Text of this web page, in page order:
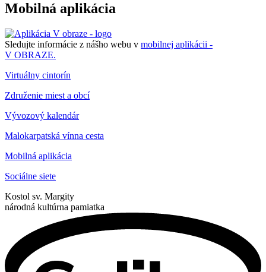
Mobilná aplikácia
Sledujte informácie z nášho webu v mobilnej aplikácii -
V OBRAZE.
Virtuálny cintorín
Združenie miest a obcí
Vývozový kalendár
Malokarpatská vínna cesta
Mobilná aplikácia
Sociálne siete
Kostol sv. Margity
národná kultúrna pamiatka